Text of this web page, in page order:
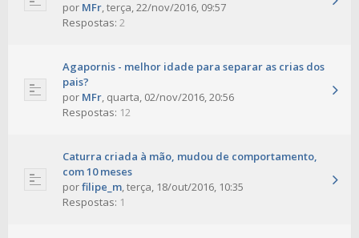
por MFr,terça, 22/nov/2016, 09:57
Respostas: 2
Agapornis - melhor idade para separar as crias dos
pais?
por MFr, quarta, 02/nov/2016, 20:56
Respostas: 12
Caturra criada à mão, mudou de comportamento,
com 10 meses
porfilipe_m,terça, 18/out/2016, 10:35
Respostas: 1